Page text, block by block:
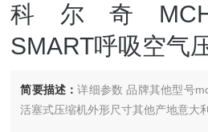
科尔奇
SMART呼吸空气
简要描述：详细参数 品牌其他型号
活塞式压缩机外形尺寸其他产地意大利